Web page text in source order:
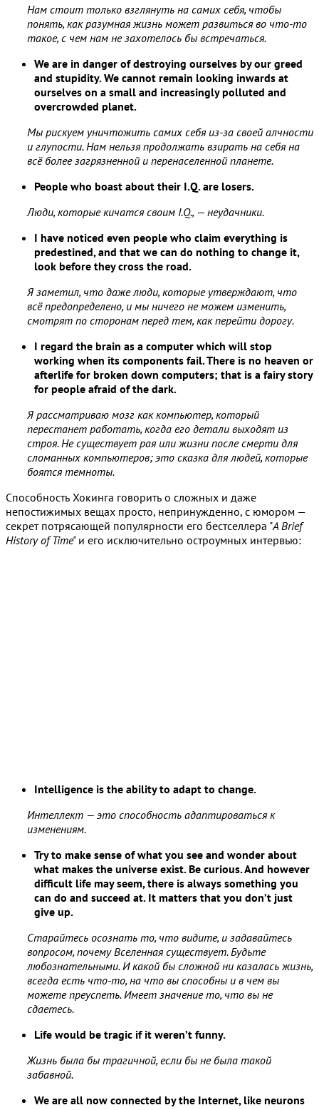
Нам стоит только взглянуть на самих себя, чтобы
понять, как разумная жизнь может развиться во что-то
такое, с чем нам не захотелось бы встречаться.
We are in danger of destroying ourselves by our greed
and stupidity. We cannot remain looking inwards at
ourselves on a small and increasingly polluted and
overcrowded planet.
Мы рискуем уничтожить самих себя из-за своей алчности
и глупости. Нам нельзя продолжать взирать на себя на
всё более загрязненной и перенаселенной планете.
People who boast about their I.Q. are losers.
Люди, которые кичатся своим I.Q., — неудачники.
I have noticed even people who claim everything is
predestined, and that we can do nothing to change it,
look before they cross the road.
Я заметил, что даже люди, которые утверждают, что
всё предопределено, и мы ничего не можем изменить,
смотрят по сторонам перед тем, как перейти дорогу.
I regard the brain as a computer which will stop
working when its components fail. There is no heaven or
afterlife for broken down computers; that is a fairy story
for people afraid of the dark.
Я рассматриваю мозг как компьютер, который
перестанет работать, когда его детали выходят из
строя. Не существует рая или жизни после смерти для
сломанных компьютеров; это сказка для людей, которые
боятся темноты.
Способность Хокинга говорить о сложных и даже
непостижимых вещах просто, непринужденно, с юмором —
секрет потрясающей популярности его бестселлера "A Brief
History of Time" и его исключительно остроумных интервью:
Intelligence is the ability to adapt to change.
Интеллект — это способность адаптироваться к
изменениям.
Try to make sense of what you see and wonder about
what makes the universe exist. Be curious. And however
difficult life may seem, there is always something you
can do and succeed at. It matters that you don’t just
give up.
Старайтесь осознать то, что видите, и задавайтесь
вопросом, почему Вселенная существует. Будьте
любознательными. И какой бы сложной ни казалась жизнь,
всегда есть что-то, на что вы способны и в чем вы
можете преуспеть. Имеет значение то, что вы не
сдаетесь.
Life would be tragic if it weren’t funny.
Жизнь была бы трагичной, если бы не была такой
забавной.
We are all now connected by the Internet, like neurons